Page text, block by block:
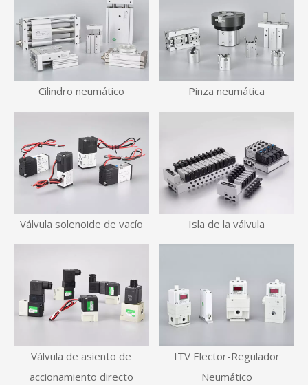
Cilindro neumático Pinza neumática
Válvula solenoide de vacío Isla de la válvula
Válvula de asiento de
accionamiento directo
ITV Elector-Regulador
Neumático